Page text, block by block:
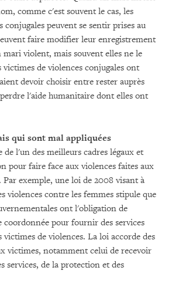
comme c'est souvent le cas, les
conjugales peuvent se sentir prises au
faire modifier leur enregistrement
violent, mais souvent elles ne le
victimes de violences conjugales ont
devoir choisir entre rester auprès
l'aide humanitaire dont elles ont
qui sont mal appliquées
de l'un des meilleurs cadres légaux et
pour faire face aux violences faites aux
exemple, une loi de 2008 visant à
violences contre les femmes stipule que
ont l'obligation de
pour fournir des services
victimes de violences. La loi accorde des
victimes, notamment celui de recevoir
services, de la protection et des